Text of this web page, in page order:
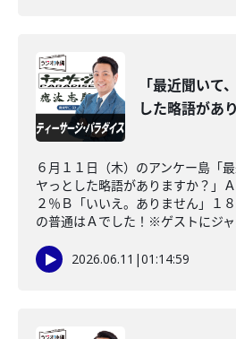
「最近聞いて
した略語があ
６月１１日（木）のアンケー島「
ヤっとした略語がありますか？」
２％Ｂ「いいえ。ありません」１
の普通はＡでした！※ゲストにジ
2026.06.11 |01:14:59